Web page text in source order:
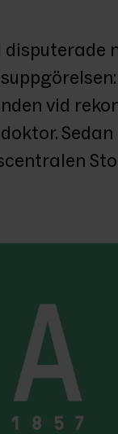
disputerade
vid